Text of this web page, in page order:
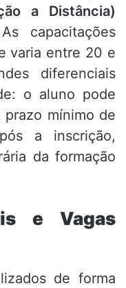
a Distância)
capacitações
varia entre 20 e
diferenciais
o aluno pode
mínimo de
a inscrição,
da formação
e Vagas
de forma